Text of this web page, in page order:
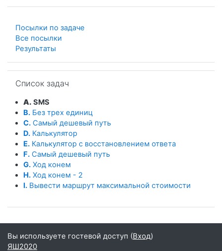
Посылки по задаче
Все посылки
Результаты
Список задач
A. SMS
B. Без трех единиц
C. Самый дешевый путь
D. Калькулятор
E. Калькулятор с восстановлением ответа
F. Cамый дешевый путь
G. Ход конем
H. Ход конем - 2
I. Вывести маршрут максимальной стоимости
Вы используете гостевой доступ (Вход)
ЯШ2020